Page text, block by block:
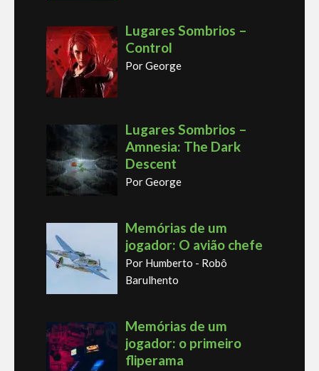
Lugares Sombrios –
Control
Por George
Lugares Sombrios –
Amnesia: The Dark
Descent
Por George
Memórias de um
jogador: O avião chefe
Por Humberto - Robô
Barulhento
Memórias de um
jogador: o primeiro
fliperama